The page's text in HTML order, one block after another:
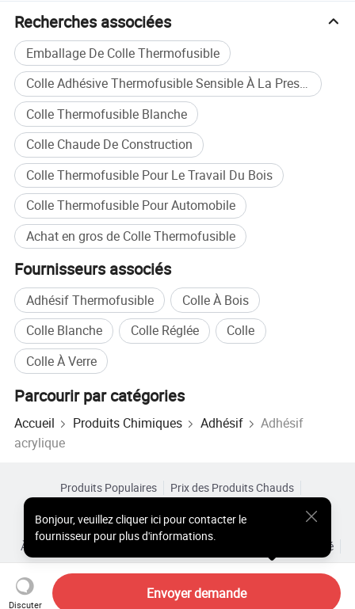
thermoplastique et 100% solide dans la pièce
Température.par le processus de
refroidissement simple il atteint l'état
solide,comme par rapport à d'autres adhésifs,
qui atteignent les mêmes résultats par le
Processus d'évaporation ou d'élimination des
solvants. Cependant, à des températures
élevées, ils deviennent Une faible viscosité
avec d'excellentes propriétés adhésives. Le
fonctionnement habituel la température de la
colle thermofusible est comprise entre 160 et
60 À 200 °C.
Formes :
Nous offrons nos produits sous
sur les exigences d'application comme le
revêtement de produit, l'ajout au dispositif de
fusion, également l'impact sur le taux de
fusion de l'adhésif son soi et celui du système
de fusion au moment de l'ajout.
Recherches associées
Emballage De Colle Thermofusible
Colle Adhésive Thermofusible Sensible À La Pression
Colle Thermofusible Blanche
Colle Chaude De Construction
Colle Thermofusible Pour Le Travail Du Bois
Colle Thermofusible Pour Automobile
Achat en gros de Colle Thermofusible
Fournisseurs associés
Adhésif Thermofusible
Colle À Bois
Colle Blanche
Colle Réglée
Colle
Colle À Verre
Parcourir par catégories
Accueil Produits Chimiques Adhésif
Adhésif
acrylique
Discuter
Envoyer demande
Bonjour,veuillez cliquer ici pour contacter le
fournisseur pour plus d'informations.
Produits Populaires
Prix des Produits Chauds
Site PC
Aperçus
À Propos de
Accord d’Utilisateur
Politique de Confidentialité
Contact
Copyright © 2026 Focus Technology Co., Ltd. All Rights Reserved